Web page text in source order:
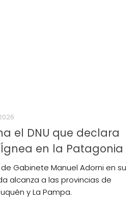
el DNU que declara
en la Patagonia
Gabinete Manuel Adorni en su
alcanza a las provincias de
y La Pampa.